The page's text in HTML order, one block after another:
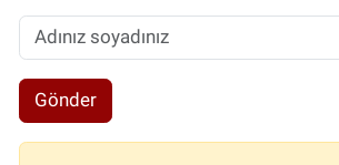
Gönder